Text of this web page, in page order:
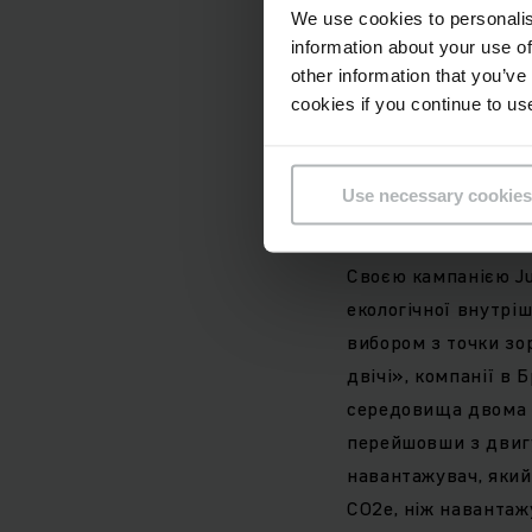
We use cookies to
information about your use
other information that
cookies if you continue to
Use necessary
бразильському
згоряння зараз
відсотків.
зробити реальний
Jungheinrich в
Своєю кампанією
екологічної
вибором з точки
двічі», компанії в
середовища двома
перейшовши з
навантажувач,
CO2e, ніж